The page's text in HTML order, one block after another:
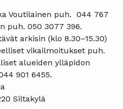
Voutilainen puh. 044 767
puh. 050 3077 396.
arkisin (klo 8.30–15.30)
vikailmoitukset puh.
alueiden ylläpidon
901 6455.
Siltakylä